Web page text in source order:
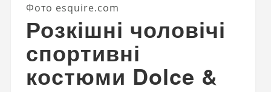
Фото esquire.com
Розкішні чоловічі
спортивні
костюми Dolce &